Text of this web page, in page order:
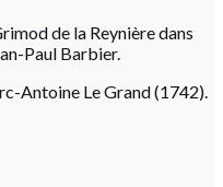
de la Reynière dans
Paul Barbier.
Antoine Le Grand (1742).